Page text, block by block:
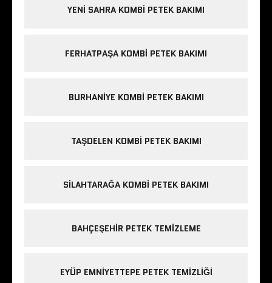
YENI SAHRA KOMBI PETEK BAKIMI
FERHATPAŞA KOMBI PETEK BAKIMI
BURHANIYE KOMBI PETEK BAKIMI
TAŞDELEN KOMBI PETEK BAKIMI
SILAHTARAĞA KOMBI PETEK BAKIMI
BAHÇEŞEHIR PETEK TEMIZLEME
EYÜP EMNIYETTEPE PETEK TEMIZLIĞI